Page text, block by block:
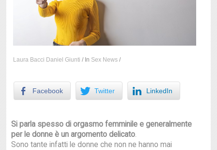
Laura Bacci Daniel Giunti / In Sex News /
Facebook Twitter LinkedIn
Si parla spesso di orgasmo femminile e generalmente
per le donne è un argomento delicato.
Sono tante infatti le donne che non ne hanno mai